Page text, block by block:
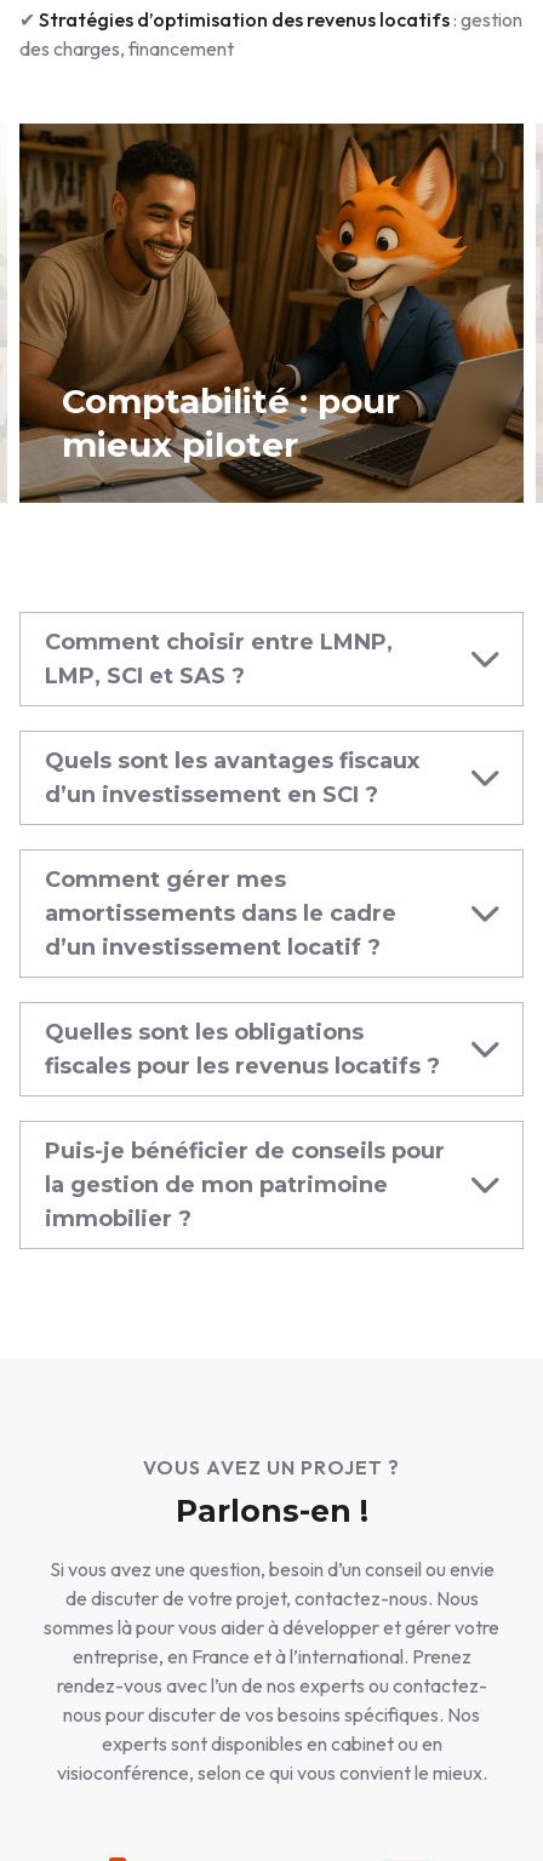
✔ Stratégies d’optimisation des revenus locatifs: gestion
des charges, financement
Comptabilité : pour
mieux piloter
Comment choisir entre LMNP,
LMP, SCI et SAS ?
Quels sont les avantages fiscaux
d’un investissement en SCI ?
Comment gérer mes
amortissements dans le cadre
d’un investissement locatif ?
Quelles sont les obligations
fiscales pour les revenus locatifs ?
Puis-je bénéficier de conseils pour
la gestion de mon patrimoine
immobilier ?
VOUS AVEZ UN PROJET ?
Parlons-en !
Si vous avez une question, besoin d’un conseil ou envie
de discuter de votre projet, contactez-nous. Nous
sommes là pour vous aider à développer et gérer votre
entreprise, en France et à l’international. Prenez
rendez-vous avec l’un de nos experts ou contactez-
nous pour discuter de vos besoins spécifiques. Nos
experts sont disponibles en cabinet ou en
visioconférence, selon ce qui vous convient le mieux.